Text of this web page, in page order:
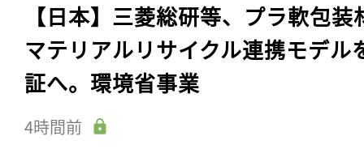
【日本】三菱総研等、プラ軟包装
マテリアルリサイクル連携モデル
証へ。環境省事業
4時間前